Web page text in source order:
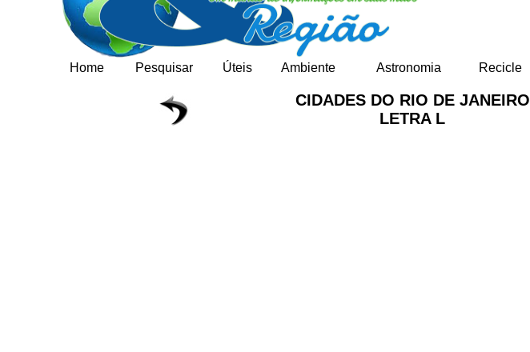
Home Pesquisar Úteis Ambiente Astronomia Recicle
CIDADES DO RIO DE JANEIRO
LETRA L